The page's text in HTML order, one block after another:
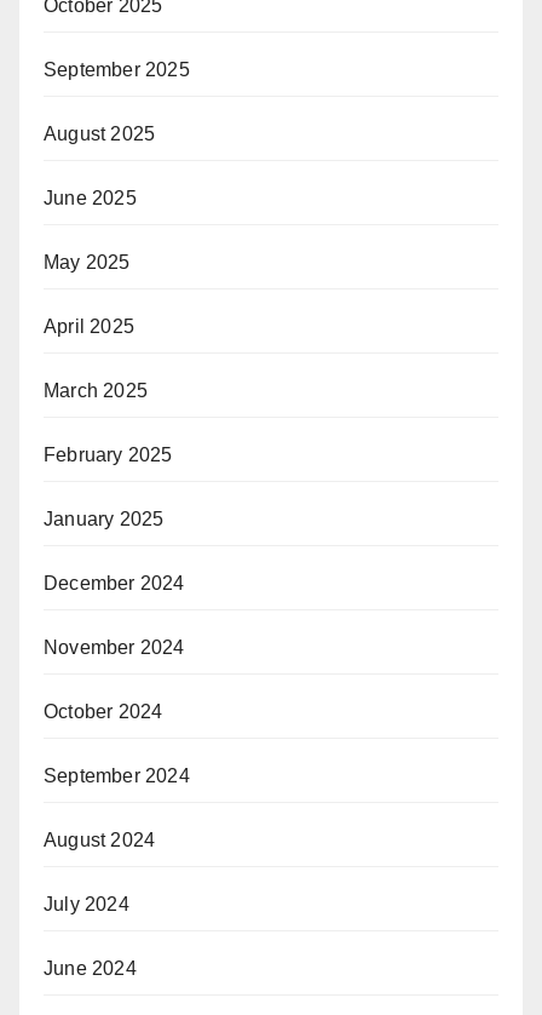
October 2025
September 2025
August 2025
June 2025
May 2025
April 2025
March 2025
February 2025
January 2025
December 2024
November 2024
October 2024
September 2024
August 2024
July 2024
June 2024